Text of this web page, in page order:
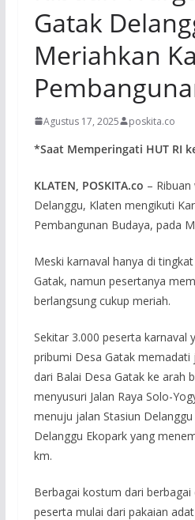
Gatak
Meriahkan
Agustus 17, 2025 poskita.co
*Saat Memperingati HUT RI
KLATEN, POSKITA.co –
Delanggu, Klaten mengikuti
Pembangunan Budaya, pada
Meski karnaval hanya di
Gatak, namun pesertanya
berlangsung cukup meriah.
Sekitar 3.000 peserta karnaval
pribumi Desa Gatak memadati
dari Balai Desa Gatak ke arah
menyusuri Jalan Raya Solo-
menuju jalan Stasiun
Delanggu Ekopark yang
km.
Berbagai kostum dari
peserta mulai dari pakaian